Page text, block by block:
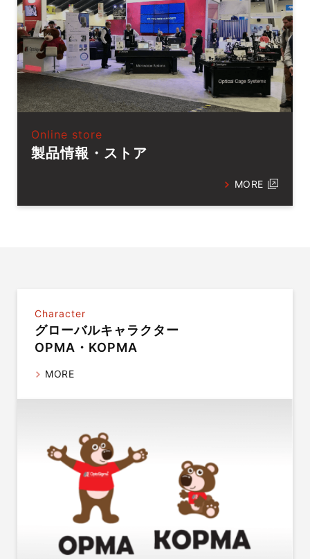
Online store
製品情報・ストア
MORE
Character
グローバルキャラクター
OPMA・KOPMA
MORE